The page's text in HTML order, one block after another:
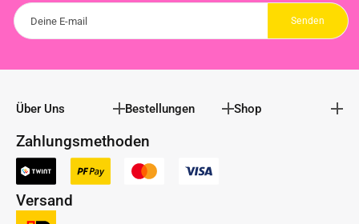
Über Uns Bestellungen Shop
Zahlungsmethoden
Versand